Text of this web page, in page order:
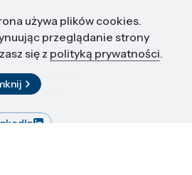
Wysokich Ciśnień PAN
29/37
Warszawa
używa plików cookies.
przeglądanie strony
się z polityką prywatności.